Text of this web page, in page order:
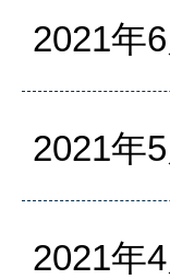
2021年6
2021年5
2021年4